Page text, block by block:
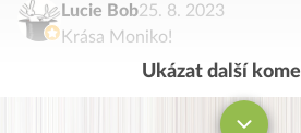
Lucie Bob25. 8. 2023
Krása Moniko!
Ukázat další